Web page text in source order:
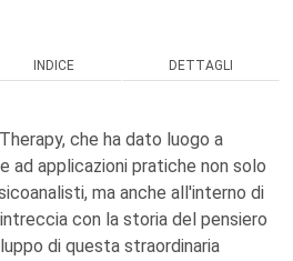
INDICE DETTAGLI
che ha dato luogo a
ad applicazioni pratiche non solo
ma anche all'interno di
con la storia del pensiero
di questa straordinaria